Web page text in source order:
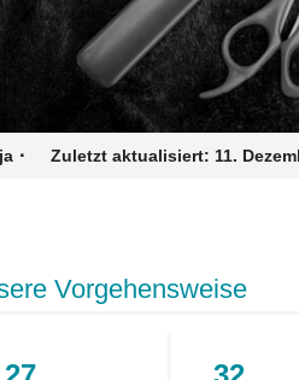
· Zuletzt aktualisiert: 11.
Vorgehensweise